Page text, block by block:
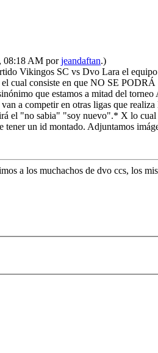
08:18 AM porjeandaftan.)
Vikingos SC vs Dvo Lara el
cual consiste en que NO SE
que estamos a mitad del
a competir en otras ligas que
el "no sabia" "soy nuevo".* X lo
un id montado. Adjuntamos
a los muchachos de dvo ccs, los